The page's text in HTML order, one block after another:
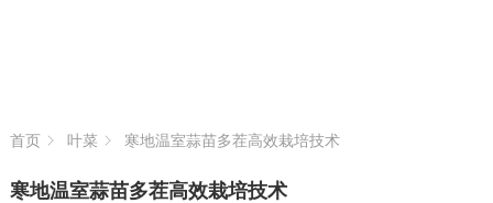
首页 叶菜 寒地温室蒜苗多茬高效栽培技术
寒地温室蒜苗多茬高效栽培技术